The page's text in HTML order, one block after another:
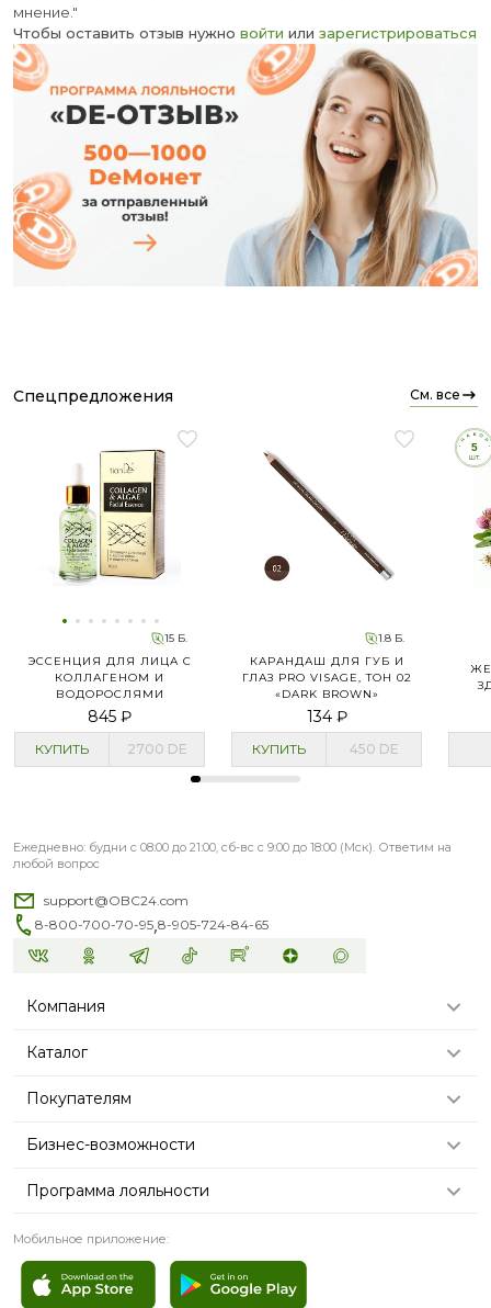
мнение."
Чтобы оставить отзыв нужно войти или зарегистрироваться
спецпредложения см. все
15 Б.
ЭССЕНЦИЯ ДЛЯ ЛИЦА С
КОЛЛАГЕНОМ И
ВОДОРОСЛЯМИ
845 ₽
КУПИТЬ 2700 DE
1.8 Б.
КАРАНДАШ ДЛЯ ГУБ И
ГЛАЗ PRO VISAGE, ТОН 02
«DARK BROWN»
134 ₽
КУПИТЬ 450 DE
Ежедневно: будни с 08:00 до 21:00, сб-вс с 9:00 до 18:00 (Мск). Ответим на
любой вопрос
support@OBC24.com
8-800-700-70-95,8-905-724-84-65
Компания
Каталог
Покупателям
Бизнес-возможности
Программа лояльности
Мобильное приложение: